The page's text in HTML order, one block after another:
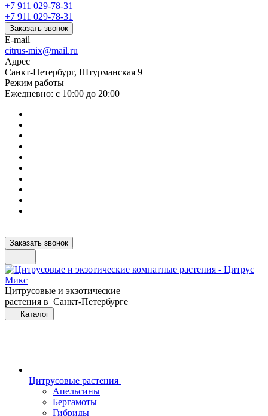
+7 911 029-78-31
+7 911 029-78-31
Заказать звонок
E-mail
citrus-mix@mail.ru
Адрес
Санкт-Петербург, Штурманская 9
Режим работы
Ежедневно: с 10:00 до 20:00
Заказать звонок
Цитрусовые и экзотические
растения в Санкт-Петербурге
Каталог
Цитрусовые растения
Апельсины
Бергамоты
Гибриды